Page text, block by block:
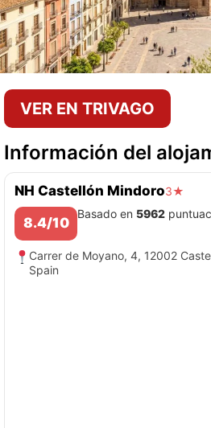
VER EN TRIVAGO
Información del
NH Castellón Mindoro3★
8.4/10
Basado en 5962
Carrer de Moyano, 4, 12002
Spain